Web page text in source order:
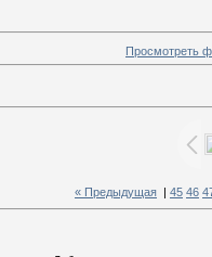
Просмотреть
« Предыдущая 45 46